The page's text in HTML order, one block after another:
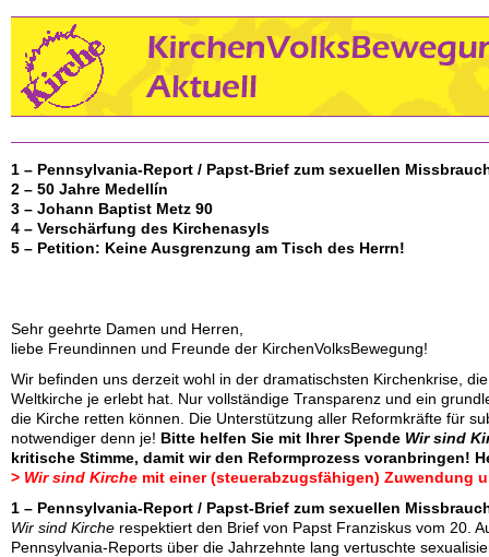
1 – Pennsylvania-Report / Papst-Brief zum sexuellen
2 – 50 Jahre Medellín
3 – Johann Baptist Metz 90
4 – Verschärfung des Kirchenasyls
5 – Petition: Keine Ausgrenzung am Tisch des Herrn!
Sehr geehrte Damen und Herren,
liebe Freundinnen und Freunde der KirchenVolksBewegung!
Wir befinden uns derzeit wohl in der dramatischsten Kirchenkrise,
Weltkirche je erlebt hat. Nur vollständige Transparenz und ein
die Kirche retten können. Die Unterstützung aller Reformkräfte für
notwendiger denn je! Bitte helfen Sie mit Ihrer Spende Wir sind
kritische Stimme, damit wir den Reformprozess voranbringen!
> Wir sind Kirche mit einer (steuerabzugsfähigen) Zuwendung
1 – Pennsylvania-Report / Papst-Brief zum sexuellen
Wir sind Kirche respektiert den Brief von Papst Franziskus vom 20.
Pennsylvania-Reports über die Jahrzehnte lang vertuschte